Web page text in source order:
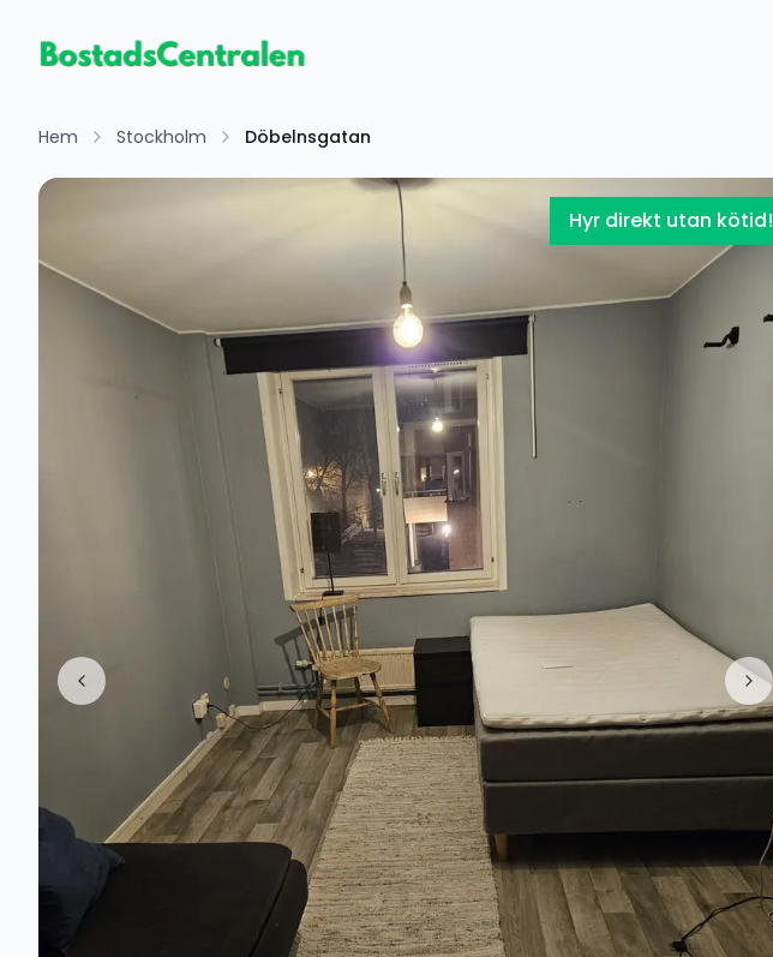
Hem Stockholm Döbelnsgatan
Hyr direkt utan kötid!